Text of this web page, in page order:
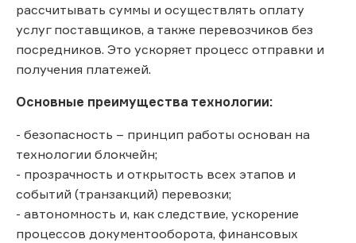
рассчитывать суммы и осуществлять оплату
услуг поставщиков, а также перевозчиков без
посредников. Это ускоряет процесс отправки и
получения платежей.
Основные преимущества технологии:
- безопасность – принцип работы основан на
технологии блокчейн;
- прозрачность и открытость всех этапов и
событий (транзакций) перевозки;
- автономность и, как следствие, ускорение
процессов документооборота, финансовых